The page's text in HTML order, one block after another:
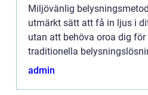
Miljövänlig
utmärkt sätt att få in ljus i
utan att behöva oroa dig
traditionella
admin